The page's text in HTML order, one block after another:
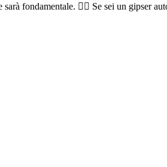
fondamentale. 👷‍♀️ Se sei un gipser